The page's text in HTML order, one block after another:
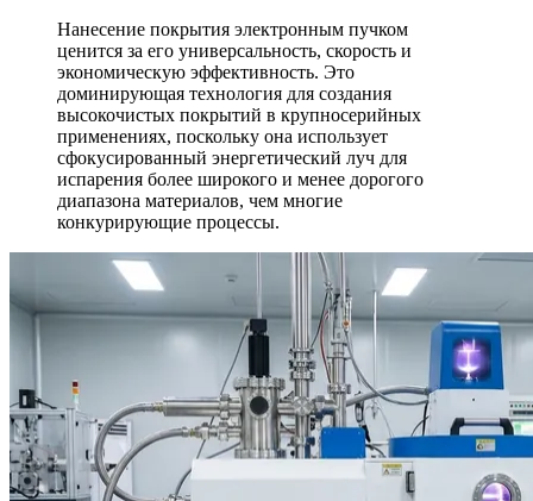
Нанесение покрытия электронным пучком
ценится за его универсальность, скорость и
экономическую эффективность. Это
доминирующая технология для создания
высокочистых покрытий в крупносерийных
применениях, поскольку она использует
сфокусированный энергетический луч для
испарения более широкого и менее дорогого
диапазона материалов, чем многие
конкурирующие процессы.